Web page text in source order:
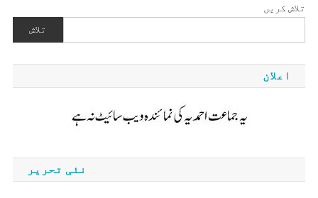
تلاش کریں
تلاش
اعلان
نئی تحریر